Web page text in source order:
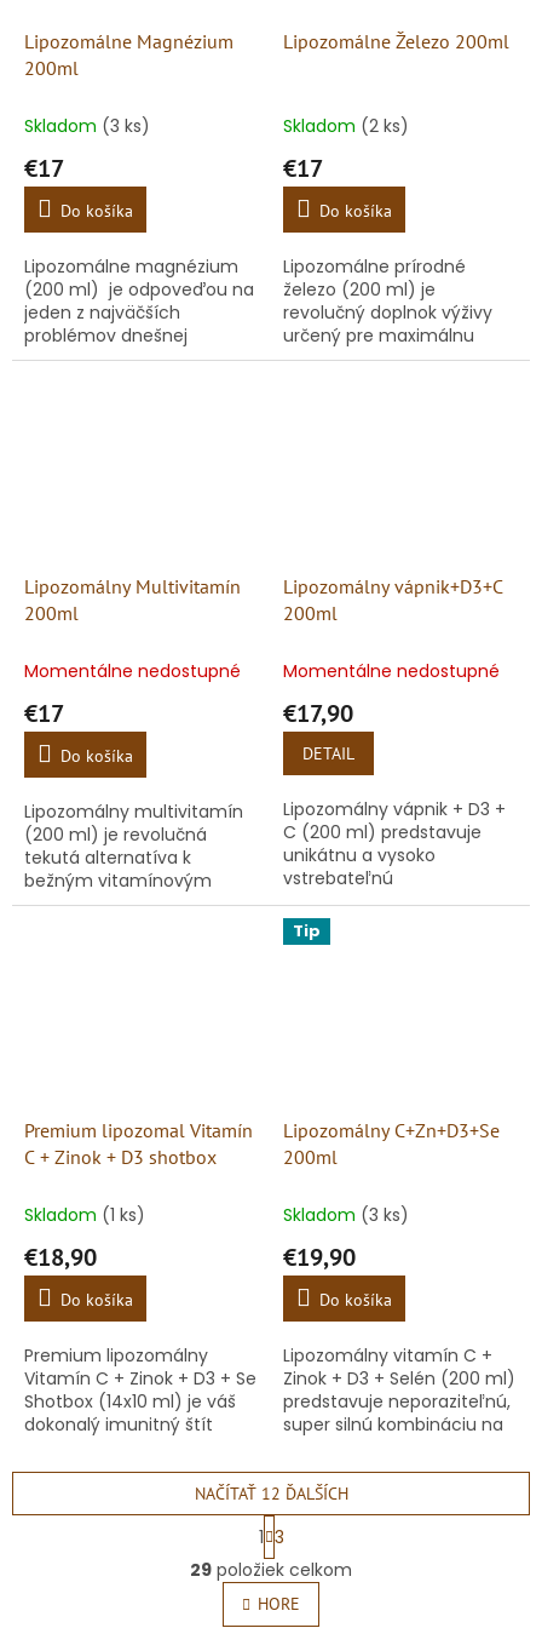
Lipozomálne Magnézium
200ml
Skladom (3 ks)
€17
Do košíka
Lipozomálne magnézium
(200 ml) je odpoveďou na
jeden z najväčších
problémov dnešnej
populácie – kritický
Lipozomálne Železo 200ml
Skladom (2 ks)
€17
Do košíka
Lipozomálne prírodné
železo (200 ml) je
revolučný doplnok výživy
určený pre maximálnu
podporu krvotvorby a boj s
Lipozomálny Multivitamín
200ml
Momentálne nedostupné
€17
Do košíka
Lipozomálny multivitamín
(200 ml) je revolučná
tekutá alternatíva k
bežným vitamínovým
tabletkám, z ktorých ľudské
Lipozomálny vápnik+D3+C
200ml
Momentálne nedostupné
€17,90
DETAIL
Lipozomálny vápnik + D3 +
C (200 ml) predstavuje
unikátnu a vysoko
vstrebateľnú
trojkombináciu kľúčových
živín pre váš pohybový
aparát. Bežný vápnik má v
Premium lipozomal Vitamín
C + Zinok + D3 shotbox
Skladom (1 ks)
€18,90
Do košíka
Premium lipozomálny
Vitamín C + Zinok + D3 + Se
Shotbox (14x10 ml) je váš
dokonalý imunitný štít
Cestujete na dovolenku,
lyžovačku alebo sedíte v...
Tip
Lipozomálny C+Zn+D3+Se
200ml
Skladom (3 ks)
€19,90
Do košíka
Lipozomálny vitamín C +
Zinok + D3 + Selén (200 ml)
predstavuje neporaziteľnú,
super silnú kombináciu na
pred virózami. K osvedčenej
trojke sme za...
O
v
l
NAČÍTAŤ 12 ĎALŠÍCH
S
t
r
á
n
1 3
29 položiek celkom
HORE